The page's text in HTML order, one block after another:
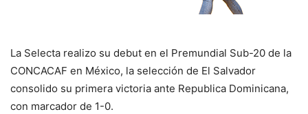
La Selecta realizo su debut en el Premundial Sub-20 de la
CONCACAF en México, la selección de El Salvador
consolido su primera victoria ante Republica Dominicana,
con marcador de 1-0.